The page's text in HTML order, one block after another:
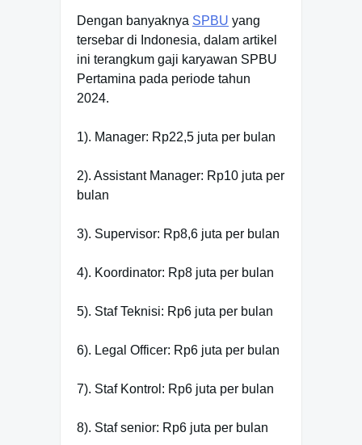
Dengan banyaknya SPBU yang
tersebar di Indonesia, dalam artikel
ini terangkum gaji karyawan SPBU
Pertamina pada periode tahun
2024.
1). Manager: Rp22,5 juta per bulan
2). Assistant Manager: Rp10 juta per
bulan
3). Supervisor: Rp8,6 juta per bulan
4). Koordinator: Rp8 juta per bulan
5). Staf Teknisi: Rp6 juta per bulan
6). Legal Officer: Rp6 juta per bulan
7). Staf Kontrol: Rp6 juta per bulan
8). Staf senior: Rp6 juta per bulan